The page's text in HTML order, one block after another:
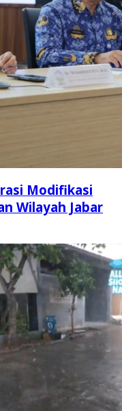
Modifikasi
Wilayah Jabar